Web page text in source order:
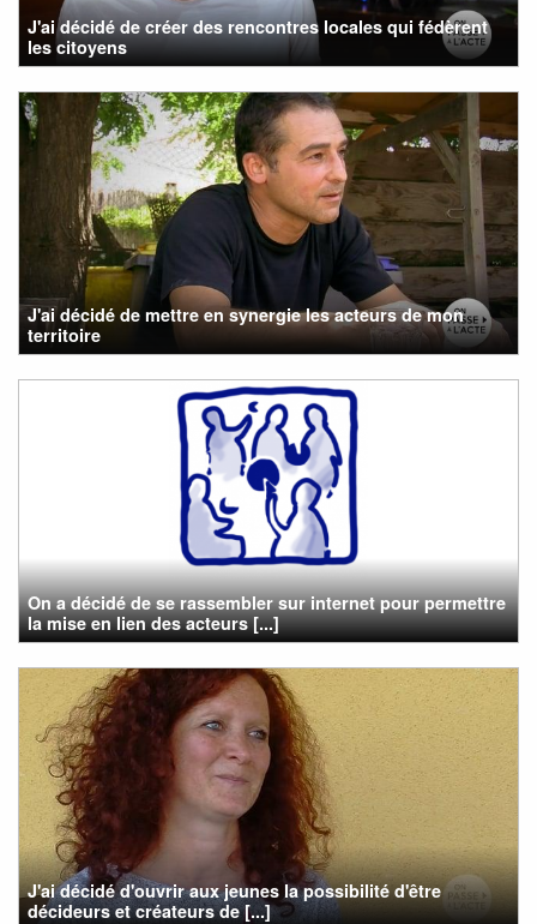
J'ai décidé de créer des rencontres locales qui fédèrent
les citoyens
J'ai décidé de mettre en synergie les acteurs de mon
territoire
On a décidé de se rassembler sur internet pour permettre
la mise en lien des acteurs [...]
J'ai décidé d'ouvrir aux jeunes la possibilité d'être
décideurs et créateurs de [...]